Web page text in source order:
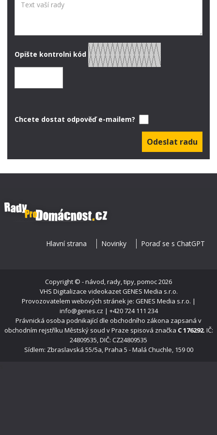
Opište kontrolni kód
Chcete dostat odpověď e-mailem?
Hlavní strana Novinky Poraď se s ChatGPT
Copyright © - návod, rady, tipy, pomoc2026
VHS Digitalizace videokazetGENES Media s.r.o.
Provozovatelem webových stránek je: GENES Media s.r.o. |
info@genes.cz | +420 724 111 234
Právnická osoba podnikající dle obchodního zákona zapsaná v
obchodním rejstříku Městský soud v Praze spisová značka C 176292. IČ:
24809535, DIČ: CZ24809535
Sídlem: Zbraslavská 55/5a, Praha 5 - Malá Chuchle, 159 00